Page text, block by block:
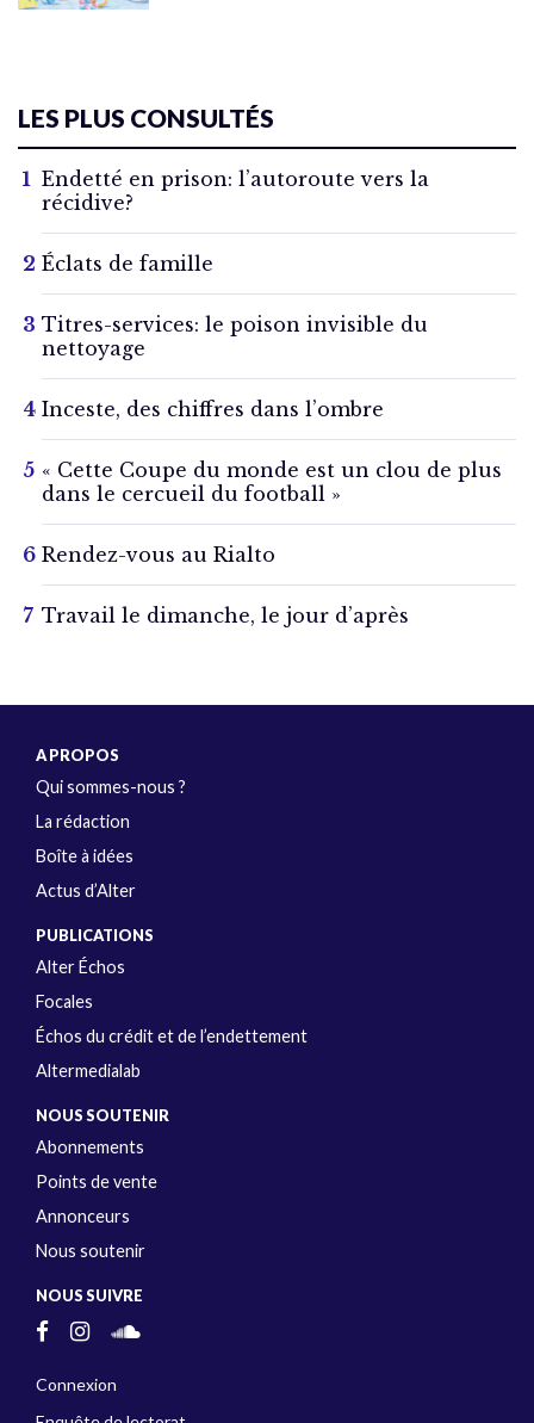
LES PLUS CONSULTÉS
Endetté en prison: l’autoroute vers la
récidive?
Éclats de famille
Titres-services: le poison invisible du
nettoyage
Inceste, des chiffres dans l’ombre
« Cette Coupe du monde est un clou de plus
dans le cercueil du football »
Rendez-vous au Rialto
Travail le dimanche, le jour d’après
A PROPOS
Qui sommes-nous ?
La rédaction
Boîte à idées
Actus d’Alter
PUBLICATIONS
Alter Échos
Focales
Échos du crédit et de l’endettement
Altermedialab
NOUS SOUTENIR
Abonnements
Points de vente
Annonceurs
Nous soutenir
NOUS SUIVRE
Connexion